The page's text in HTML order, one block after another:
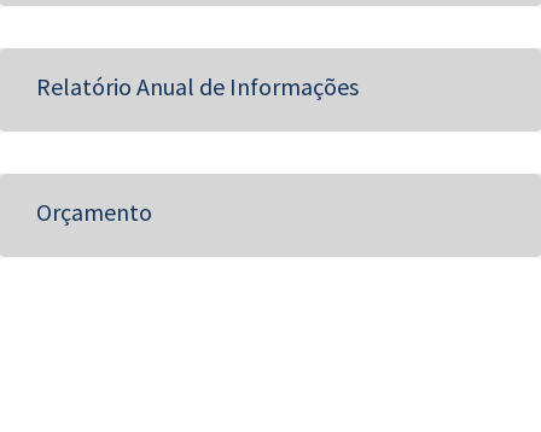
Relatório Anual de Informações
Orçamento